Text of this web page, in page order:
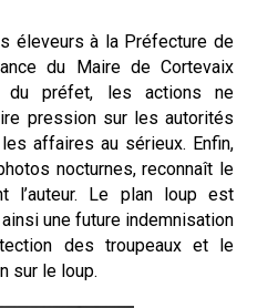
éleveurs à la Préfecture de
du Maire de Cortevaix
du préfet, les actions ne
pression sur les autorités
affaires au sérieux. Enfin,
nocturnes, reconnaît le
l’auteur. Le plan loup est
une future indemnisation
des troupeaux et le
sur le loup.